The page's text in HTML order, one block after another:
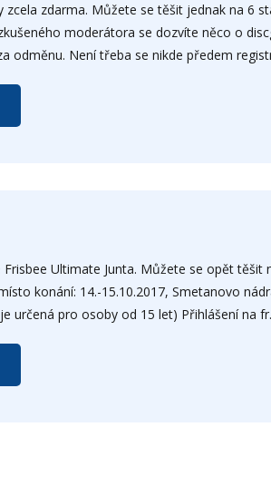
zcela zdarma. Můžete se těšit jednak na 6
moderátora se dozvíte něco o
odměnu. Není třeba se nikde předem
Ultimate Junta. Můžete se opět
konání: 14.-15.10.2017, Smetanovo
určená pro osoby od 15 let) Přihlášení na